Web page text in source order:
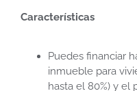
Características
Puedes financiar
inmueble para
hasta el 80%) y el